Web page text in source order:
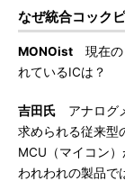
なぜ統合コック
MONOist 現在の
れているICは？
吉田氏 アナログ
求められる従来型
MCU（マイコン）
われわれの製品で